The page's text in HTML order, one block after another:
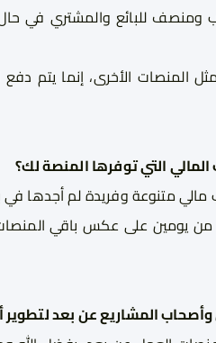
للبائع والمشتري في
المنصات الأخرى، إنما يتم
التي توفرها المنصة لك؟
متنوعة وفريدة لم أجدها في
المشاريع عن بعد لتطوير